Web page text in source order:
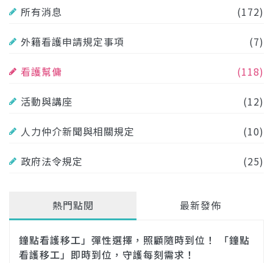
所有消息 (172)
外籍看護申請規定事項 (7)
看護幫傭 (118)
活動與講座 (12)
人力仲介新聞與相關規定 (10)
政府法令規定 (25)
熱門點閱 最新發佈
鐘點看護移工」彈性選擇，照顧隨時到位！ 「鐘點
看護移工」即時到位，守護每刻需求！